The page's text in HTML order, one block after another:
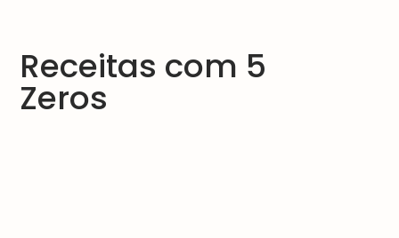
Receitas com 5
Zeros